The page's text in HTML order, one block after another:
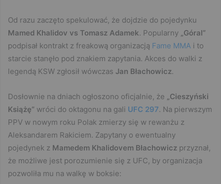
Od razu zaczęto spekulować, że dojdzie do pojedynku
Mamed Khalidov vs Tomasz Adamek. Popularny „Góral”
podpisał kontrakt z freakową organizacją Fame MMA i to
starcie stanęło pod znakiem zapytania. Akces do walki z
legendą KSW zgłosił wówczas Jan Błachowicz.
Dosłownie na dniach ogłoszono oficjalnie, że
„Cieszyński
Książę” wróci do oktagonu na gali UFC 297. Na pierwszym
PPV w nowym roku Polak zmierzy się w rewanżu z
Aleksandarem Rakiciem. Zapytany o ewentualny
pojedynek z Mamedem Khalidovem Błachowicz przyznał,
że możliwe jest porozumienie się z UFC, by organizacja
pozwoliła mu na walkę w boksie: